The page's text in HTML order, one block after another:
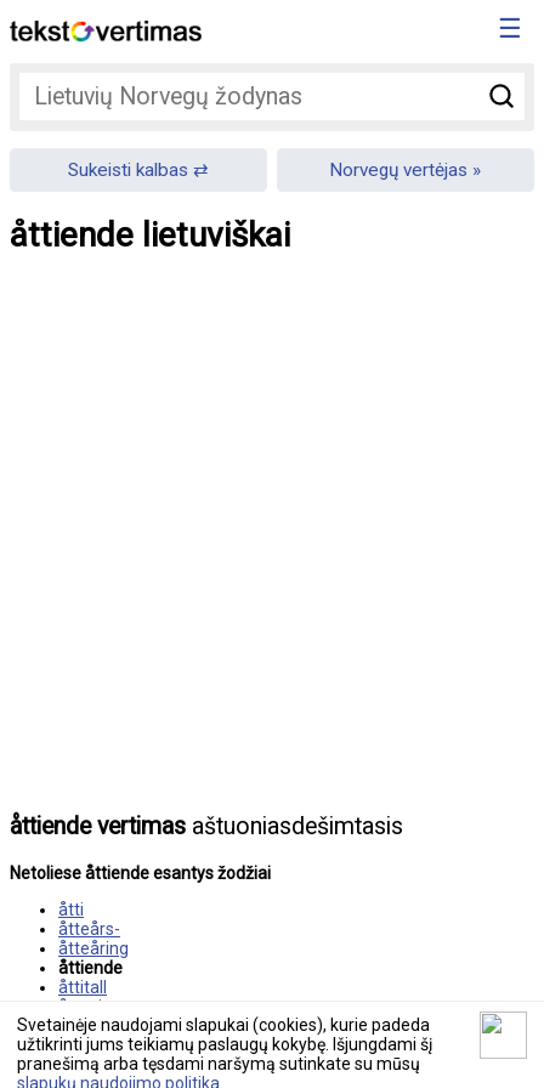
Svetainėje naudojami slapukai (cookies), kurie padeda
užtikrinti jums teikiamų paslaugų kokybę. Išjungdami šį
pranešimą arba tęsdami naršymą sutinkate su mūsų
slapukų naudojimo politika
☰
Sukeisti kalbas Norvegų vertėjas
åttiende lietuviškai
åttiende vertimas aštuoniasdešimtasis
Netoliese åttiende esantys žodžiai
åtti
åtteårs-
åtteåring
åttiende
åttitall
åtvaring
æra
© 2026 tekstovertimas.lt